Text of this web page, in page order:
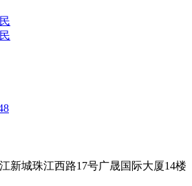
新城珠江西路17号广晟国际大厦14楼